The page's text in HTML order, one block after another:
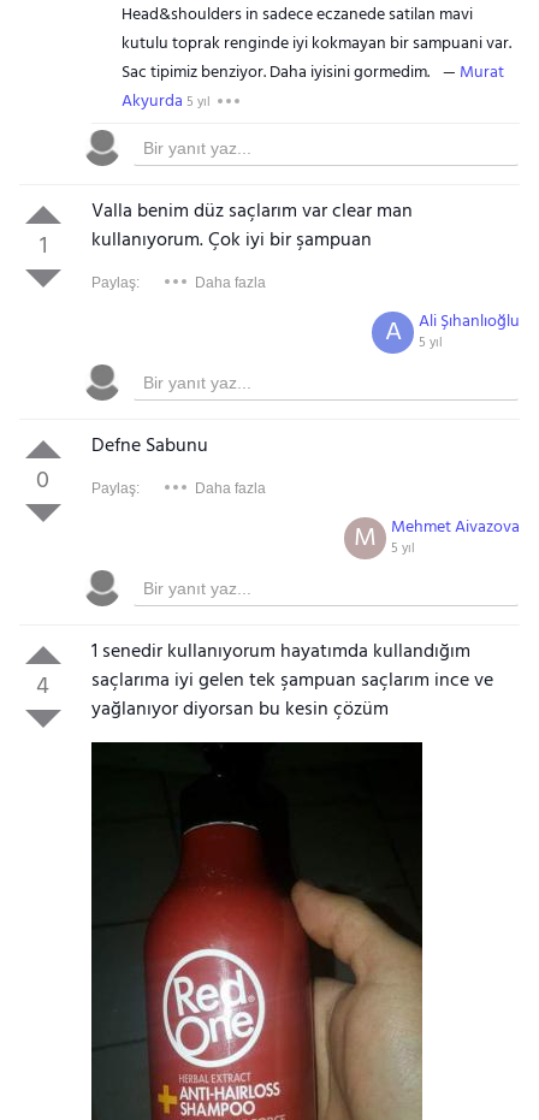
Head&shoulders in sadece eczanede satilan mavi
kutulu toprak renginde iyi kokmayan bir sampuani var.
Sac tipimiz benziyor. Daha iyisini gormedim.
Murat
Akyurda 5 yıl
1
Valla benim düz saçlarım var clear man
kullanıyorum. Çok iyi bir şampuan
Paylaş: Daha fazla
Ali Şıhanlıoğlu
5 yıl
A
0
Defne Sabunu
Paylaş: Daha fazla
Mehmet Aivazova
5 yıl
M
4
1 senedir kullanıyorum hayatımda kullandığım
saçlarıma iyi gelen tek şampuan saçlarım ince ve
yağlanıyor diyorsan bu kesin çözüm